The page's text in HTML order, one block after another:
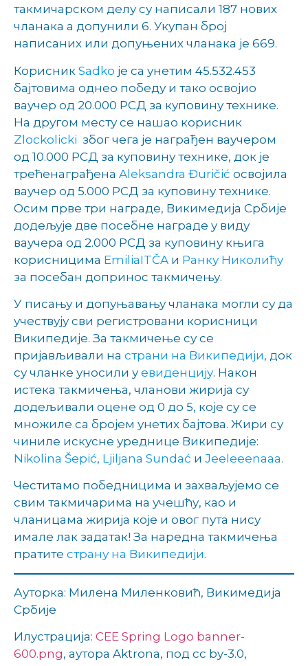
такмичарском делу су написали 187 нових
чланака а допунили 6. Укупан број
написаних или допуњених чланака је 669.
Корисник Sadko је са унетим 45.532.453
бајтовима однео победу и тако освојио
ваучер од 20.000 РСД за куповину технике.
На другом месту се нашао корисник
Zlockolicki због чега је награђен ваучером
од 10.000 РСД за куповину технике, док је
трећенаграђенa Aleksandra Đuričić освојила
ваучер од 5.000 РСД за куповину технике.
Осим прве три награде, Викимедија Србије
додељује две посебне награде у виду
ваучера од 2.000 РСД за куповину књига
корисницима EmiliaITČA и Ранку Николићу
за посебан допринос такмичењу.
У писању и допуњавању чланака могли су да
учествују сви регистровани корисници
Википедије. За такмичење су се
пријављивали на страни на Википедији, док
су чланке уносили уевиденцију. Након
истека такмичења, чланови жирија су
додељивали оцене од 0 до 5, које су се
множиле са бројем унетих бајтова. Жири су
чиниле искусне уреднице Википедије:
Nikolina Šepić, Ljiljana Sundać и Jeeleeenaaa.
Честитамо победницима и захваљујемо се
свим такмичарима на учешћу, као и
чланицама жирија које и овог пута нису
имале лак задатак! За наредна такмичења
пратите страну на Википедији.
Ауторка: Милена Миленковић, Викимедија
Србије
Илустрација: CEE Spring Logo banner-
600.png, аутора Aktrona, под cc by-3.0,